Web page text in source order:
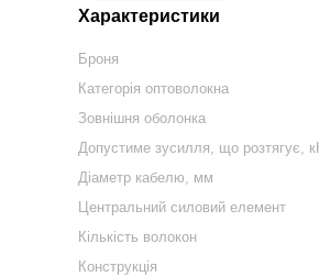
Характеристики
Броня
Категорія оптоволокна
Зовнішня оболонка
Допустиме зусилля, що розтягує,
Діаметр кабелю, мм
Центральний силовий елемент
Кількість волокон
Конструкція